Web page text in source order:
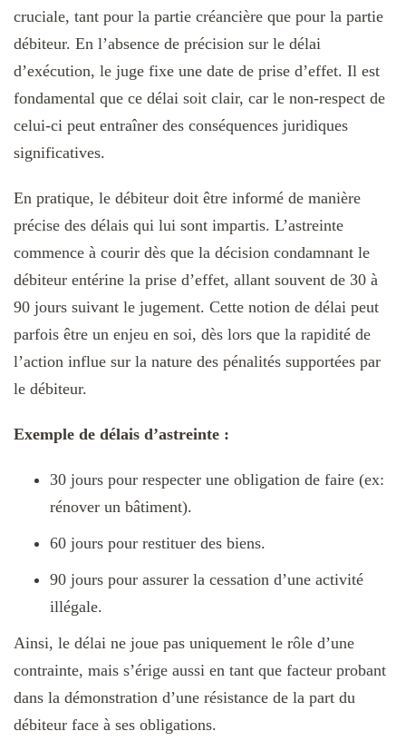
cruciale, tant pour la partie créancière que pour la partie
débiteur. En l’absence de précision sur le délai
d’exécution, le juge fixe une date de prise d’effet. Il est
fondamental que ce délai soit clair, car le non-respect de
celui-ci peut entraîner des conséquences juridiques
significatives.
En pratique, le débiteur doit être informé de manière
précise des délais qui lui sont impartis. L’astreinte
commence à courir dès que la décision condamnant le
débiteur entérine la prise d’effet, allant souvent de 30 à
90 jours suivant le jugement. Cette notion de délai peut
parfois être un enjeu en soi, dès lors que la rapidité de
l’action influe sur la nature des pénalités supportées par
le débiteur.
Exemple de délais d’astreinte :
30 jours pour respecter une obligation de faire (ex:
rénover un bâtiment).
60 jours pour restituer des biens.
90 jours pour assurer la cessation d’une activité
illégale.
Ainsi, le délai ne joue pas uniquement le rôle d’une
contrainte, mais s’érige aussi en tant que facteur probant
dans la démonstration d’une résistance de la part du
débiteur face à ses obligations.